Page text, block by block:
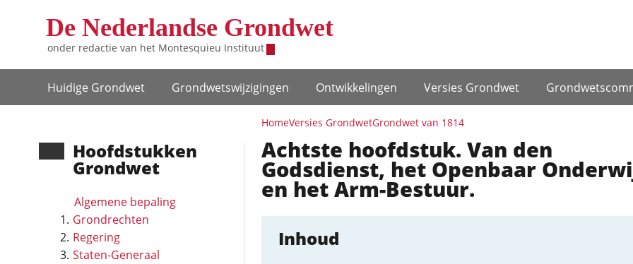
De Nederlandse Grondwet
onder redactie van het Montesquieu Instituut
Hoofdnavigatie
Huidige Grondwet Grondwets­wijzigingen Ontwikke­lingen Versies Grondwet
HomeVersies GrondwetGrondwet van 1814
Hoofd­stukken
Grondwet
Algemene bepaling
Grondrechten
Regering
Staten-Generaal
Achtste hoofdstuk. Van den
Godsdienst, het Openbaar
en het Arm-Bestuur.
Inhoud